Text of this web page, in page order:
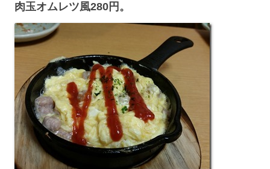
肉玉オムレツ風280円。